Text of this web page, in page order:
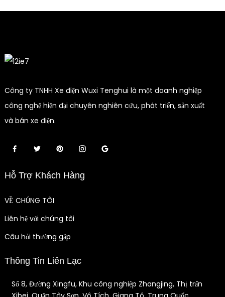
Công ty TNHH Xe điện Wuxi Tenghui là một doanh nghiệp
công nghệ hiện đại chuyên nghiên cứu, phát triển, sản xuất
và bán xe điện.
Hỗ Trợ Khách Hàng
VỀ CHÚNG TÔI
Liên hệ với chúng tôi
Câu hỏi thường gặp
Thông Tin Liên Lạc
Số 8, Đường Xingfu, Khu công nghiệp Zhangjing, Thị trấn